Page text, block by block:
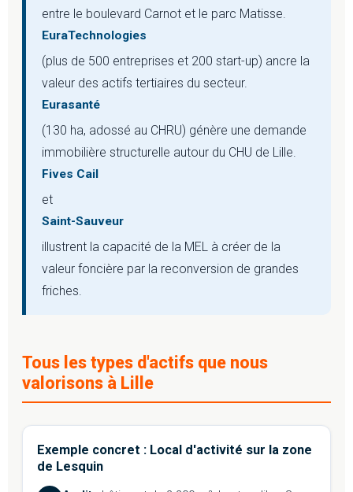
entre le boulevard Carnot et le parc Matisse.
EuraTechnologies
(plus de 500 entreprises et 200 start-up) ancre la
valeur des actifs tertiaires du secteur.
Eurasanté
(130 ha, adossé au CHRU) génère une demande
immobilière structurelle autour du CHU de Lille.
Fives Cail
et
Saint-Sauveur
illustrent la capacité de la MEL à créer de la
valeur foncière par la reconversion de grandes
friches.
Tous les types d'actifs que nous
valorisons à Lille
Exemple concret : Local d'activité sur la zone
de Lesquin